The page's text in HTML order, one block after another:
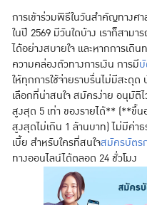
การเข้าร่วมพิธีในวันสำคัญทางศ
ในปี 2569 มีวันใดบ้าง เราก็สาม
ได้อย่างสบายใจ และหากการเดิ
ความคล่องตัวทางการเงิน การมี
ให้ทุกการใช้จ่ายราบรื่นไม่มีสะดุ
เลือกที่น่าสนใจ สมัครง่าย อนุมัติ
สูงสุด 5 เท่า ของรายได้** (**ขึ้
สูงสุดไม่เกิน 1 ล้านบาท) ไม่มีค่า
เบี้ย สำหรับใครที่สนใจสมัครบัตร
ทางออนไลน์ได้ตลอด 24 ชั่วโมง